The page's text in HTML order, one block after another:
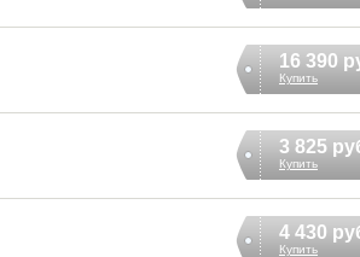
16 390
Купить
3 825
Купить
4 430
Купить